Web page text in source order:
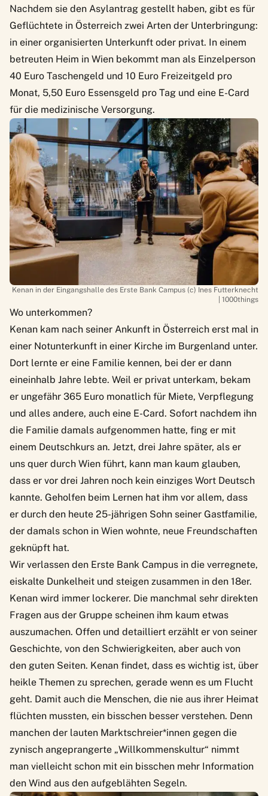
Nachdem sie den Asylantrag gestellt haben, gibt es für
Geflüchtete in Österreich zwei Arten der Unterbringung:
in einer organisierten Unterkunft oder privat. In einem
betreuten Heim in Wien bekommt man als Einzelperson
40 Euro Taschengeld und 10 Euro Freizeitgeld pro
Monat, 5,50 Euro Essensgeld pro Tag und eine E-Card
für die medizinische Versorgung.
Kenan in der Eingangshalle des Erste Bank Campus (c) Ines Futterknecht
| 1000things
Wo unterkommen?
Kenan kam nach seiner Ankunft in Österreich erst mal in
einer Notunterkunft in einer Kirche im Burgenland unter.
Dort lernte er eine Familie kennen, bei der er dann
eineinhalb Jahre lebte. Weil er privat unterkam, bekam
er ungefähr 365 Euro monatlich für Miete, Verpflegung
und alles andere, auch eine E-Card. Sofort nachdem ihn
die Familie damals aufgenommen hatte, fing er mit
einem Deutschkurs an. Jetzt, drei Jahre später, als er
uns quer durch Wien führt, kann man kaum glauben,
dass er vor drei Jahren noch kein einziges Wort Deutsch
kannte. Geholfen beim Lernen hat ihm vor allem, dass
er durch den heute 25-jährigen Sohn seiner Gastfamilie,
der damals schon in Wien wohnte, neue Freundschaften
geknüpft hat.
Wir verlassen den Erste Bank Campus in die verregnete,
eiskalte Dunkelheit und steigen zusammen in den 18er.
Kenan wird immer lockerer. Die manchmal sehr direkten
Fragen aus der Gruppe scheinen ihm kaum etwas
auszumachen. Offen und detailliert erzählt er von seiner
Geschichte, von den Schwierigkeiten, aber auch von
den guten Seiten. Kenan findet, dass es wichtig ist, über
heikle Themen zu sprechen, gerade wenn es um Flucht
geht. Damit auch die Menschen, die nie aus ihrer Heimat
flüchten mussten, ein bisschen besser verstehen. Denn
manchen der lauten Marktschreier*innen gegen die
zynisch angeprangerte „Willkommenskultur“ nimmt
man vielleicht schon mit ein bisschen mehr Information
den Wind aus den aufgeblähten Segeln.